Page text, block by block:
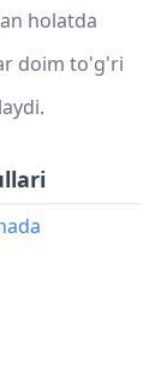
holatda
doim to'g'ri